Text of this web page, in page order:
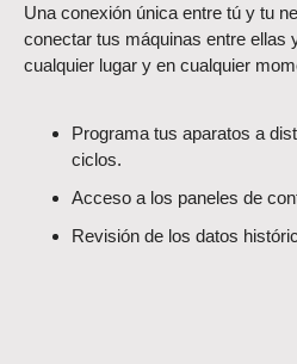
Una conexión única entre tú y tu
conectar tus máquinas entre ellas
cualquier lugar y en cualquier
Programa tus aparatos a
ciclos.
Acceso a los paneles de
Revisión de los datos